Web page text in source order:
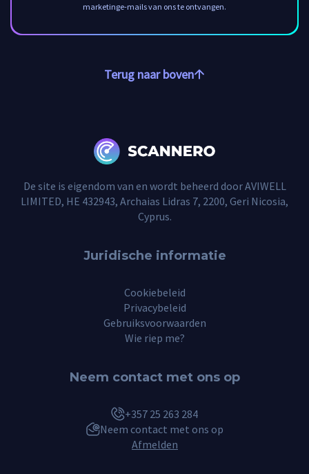
marketinge-mails van ons te ontvangen.
Terug naar boven
De site is eigendom van en wordt beheerd door AVIWELL
LIMITED, HE 432943, Archaias Lidras 7, 2200, Geri Nicosia,
Cyprus.
Juridische informatie
Cookiebeleid
Privacybeleid
Gebruiksvoorwaarden
Wie riep me?
Neem contact met ons op
+357 25 263 284
Neem contact met ons op
Afmelden